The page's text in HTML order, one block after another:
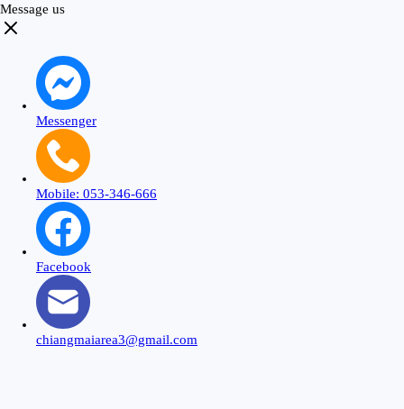
Message us
Messenger
Mobile: 053-346-666
Facebook
chiangmaiarea3@gmail.com